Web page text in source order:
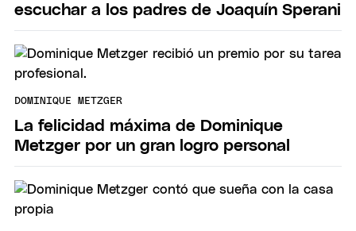
escuchar a los padres de Joaquín Sperani
DOMINIQUE METZGER
La felicidad máxima de Dominique
Metzger por un gran logro personal